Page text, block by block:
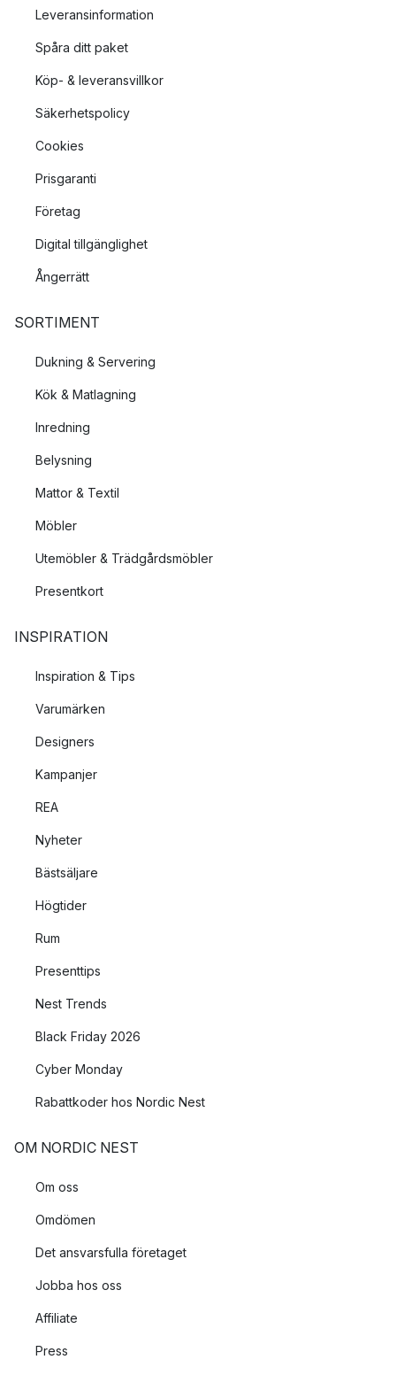
Leveransinformation
Spåra ditt paket
Köp- & leveransvillkor
Säkerhetspolicy
Cookies
Prisgaranti
Företag
Digital tillgänglighet
Ångerrätt
SORTIMENT
Dukning & Servering
Kök & Matlagning
Inredning
Belysning
Mattor & Textil
Möbler
Utemöbler & Trädgårdsmöbler
Presentkort
INSPIRATION
Inspiration & Tips
Varumärken
Designers
Kampanjer
REA
Nyheter
Bästsäljare
Högtider
Rum
Presenttips
Nest Trends
Black Friday 2026
Cyber Monday
Rabattkoder hos Nordic Nest
OM NORDIC NEST
Om oss
Omdömen
Det ansvarsfulla företaget
Jobba hos oss
Affiliate
Press